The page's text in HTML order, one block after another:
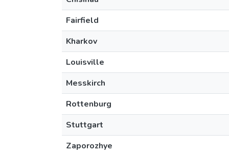
Fairfield
Kharkov
Louisville
Messkirch
Rottenburg
Stuttgart
Zaporozhye